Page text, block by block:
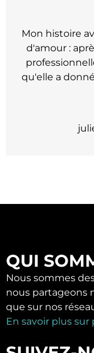
Mon histoire
d'amour :
qu'elle a
QUI
Nous sommes
nous partageons
que sur nos
En savoir plus sur